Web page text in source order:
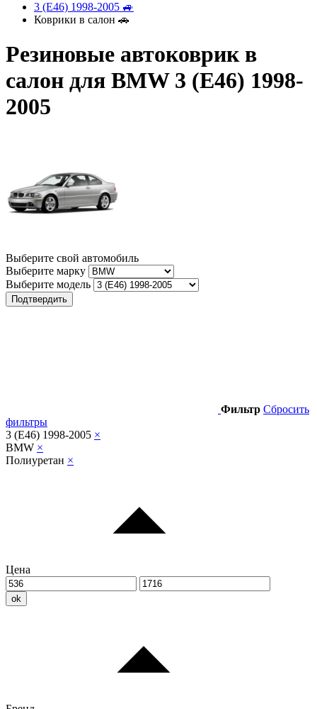
3 (E46) 1998-2005 🚙
Коврики в салон 🚗
Резиновые автоковрик в
салон для BMW 3 (E46) 1998-
2005
Выберите свой автомобиль
Выберите марку
Выберите модель
Подтвердить
Фильтр Сбросить
фильтры
3 (E46) 1998-2005 ×
BMW ×
Полиуретан ×
Цена
ok